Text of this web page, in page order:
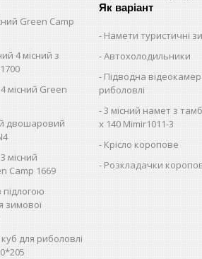
Green Camp
4 місний з
місний Green
двошаровий
місний
Camp 1669
зимової
для риболовлі
Як варіант
Намети туристичні
Автохолодильники
Підводна
риболовлі
3 місний намет з
х 140 Mimir1011-3
Крісло коропове
Розкладачки